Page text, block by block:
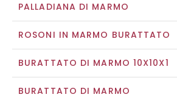
PALLADIANA DI MARMO
ROSONI IN MARMO BURATTATO
BURATTATO DI MARMO 10X10X1
BURATTATO DI MARMO